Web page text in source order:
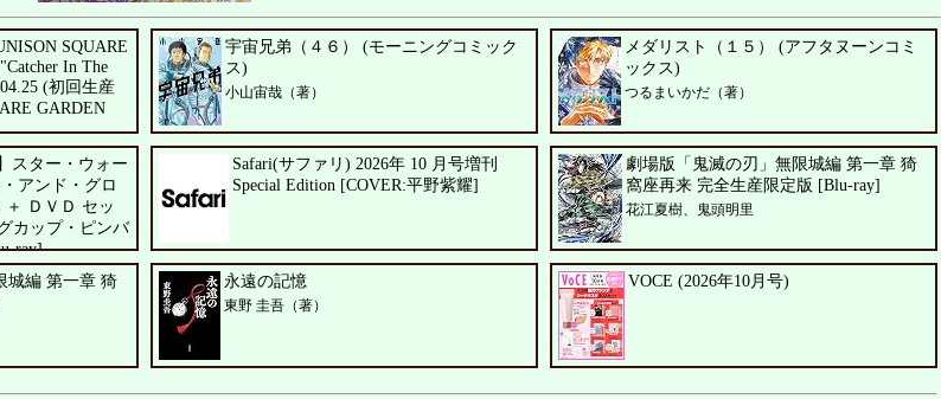
SQUARE
In The
(初回生産
GARDEN
宇宙兄弟（４６） (モーニングコミック
ス)
小山宙哉（著）
メダリスト（１５） (アフタヌーンコミ
ックス)
つるまいかだ（著）
スター・ウォー
アンド・グロ
ＤＶＤ セッ
カップ・ピンバ
ray]
バー、ジェレミ
Safari(サファリ) 2026年 10 月号増刊
Special Edition [COVER:平野紫耀]
劇場版「鬼滅の刃」無限城編 第一章 猗
窩座再来 完全生産限定版 [Blu-ray]
花江夏樹、鬼頭明里
城編 第一章 猗
永遠の記憶
東野 圭吾（著）
VOCE (2026年10月号)